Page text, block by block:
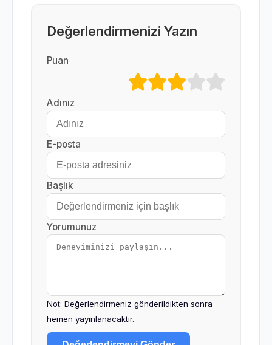
Değerlendirmenizi Yazın
Puan
Adınız
E-posta
Başlık
Yorumunuz
Not: Değerlendirmeniz gönderildikten sonra
hemen yayınlanacaktır.